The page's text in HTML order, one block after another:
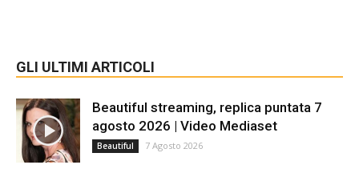
GLI ULTIMI ARTICOLI
Beautiful streaming, replica puntata 7
agosto 2026 | Video Mediaset
Beautiful 7 Agosto 2026